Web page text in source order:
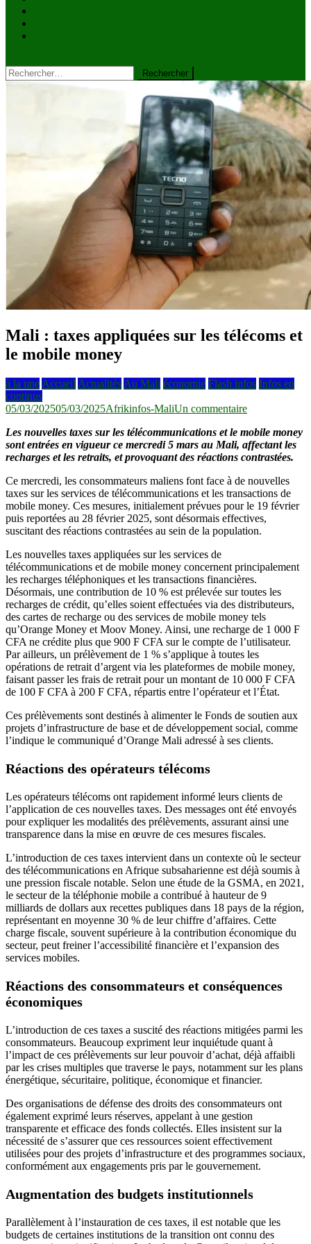
Rechercher :
Mali : taxes appliquées sur les télécoms et
le mobile money
à la une Accueil Actualités Au Mali économie Flash infos Infos en
continus
05/03/202505/03/2025Afrikinfos-MaliUn commentairesur
:
taxes
appliquées
les
télécoms
et
le
mobile
Les nouvelles taxes sur les télécommunications et le mobile money
sont entrées en vigueur ce mercredi 5 mars au Mali, affectant les
recharges et les retraits, et provoquant des réactions contrastées.
Ce mercredi, les consommateurs maliens font face à de nouvelles
taxes sur les services de télécommunications et les transactions de
mobile money. Ces mesures, initialement prévues pour le 19 février
puis reportées au 28 février 2025, sont désormais effectives,
suscitant des réactions contrastées au sein de la population.
Les nouvelles taxes appliquées sur les services de
télécommunications et de mobile money concernent principalement
les recharges téléphoniques et les transactions financières.
Désormais, une contribution de 10 % est prélevée sur toutes les
recharges de crédit, qu’elles soient effectuées via des distributeurs,
des cartes de recharge ou des services de mobile money tels
qu’Orange Money et Moov Money. Ainsi, une recharge de 1 000 F
CFA ne crédite plus que 900 F CFA sur le compte de l’utilisateur.
Par ailleurs, un prélèvement de 1 % s’applique à toutes les
opérations de retrait d’argent via les plateformes de mobile money,
faisant passer les frais de retrait pour un montant de 10 000 F CFA
de 100 F CFA à 200 F CFA, répartis entre l’opérateur et l’État.
Ces prélèvements sont destinés à alimenter le Fonds de soutien aux
projets d’infrastructure de base et de développement social, comme
l’indique le communiqué d’Orange Mali adressé à ses clients.
Réactions des opérateurs télécoms
Les opérateurs télécoms ont rapidement informé leurs clients de
l’application de ces nouvelles taxes. Des messages ont été envoyés
pour expliquer les modalités des prélèvements, assurant ainsi une
transparence dans la mise en œuvre de ces mesures fiscales.
L’introduction de ces taxes intervient dans un contexte où le secteur
des télécommunications en Afrique subsaharienne est déjà soumis à
une pression fiscale notable. Selon une étude de la GSMA, en 2021,
le secteur de la téléphonie mobile a contribué à hauteur de 9
milliards de dollars aux recettes publiques dans 18 pays de la région,
représentant en moyenne 30 % de leur chiffre d’affaires. Cette
charge fiscale, souvent supérieure à la contribution économique du
secteur, peut freiner l’accessibilité financière et l’expansion des
services mobiles.
Réactions des consommateurs et conséquences
économiques
L’introduction de ces taxes a suscité des réactions mitigées parmi les
consommateurs. Beaucoup expriment leur inquiétude quant à
l’impact de ces prélèvements sur leur pouvoir d’achat, déjà affaibli
par les crises multiples que traverse le pays, notamment sur les plans
énergétique, sécuritaire, politique, économique et financier.
Des organisations de défense des droits des consommateurs ont
également exprimé leurs réserves, appelant à une gestion
transparente et efficace des fonds collectés. Elles insistent sur la
nécessité de s’assurer que ces ressources soient effectivement
utilisées pour des projets d’infrastructure et des programmes sociaux,
conformément aux engagements pris par le gouvernement.
Augmentation des budgets institutionnels
Parallèlement à l’instauration de ces taxes, il est notable que les
budgets de certaines institutions de la transition ont connu des